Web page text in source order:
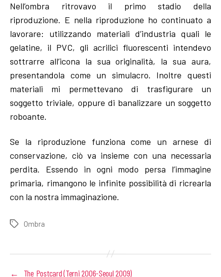
Nell’ombra ritrovavo il primo stadio della
riproduzione. E nella riproduzione ho continuato a
lavorare: utilizzando materiali d’industria quali le
gelatine, il PVC, gli acrilici fluorescenti intendevo
sottrarre all’icona la sua originalità, la sua aura,
presentandola come un simulacro. Inoltre questi
materiali mi permettevano di trasfigurare un
soggetto triviale, oppure di banalizzare un soggetto
roboante.
Se la riproduzione funziona come un arnese di
conservazione, ciò va insieme con una necessaria
perdita. Essendo in ogni modo persa l’immagine
primaria, rimangono le infinite possibilità di ricrearla
con la nostra immaginazione.
TagsOmbra
←
The Postcard (Terni 2006-Seoul 2009)